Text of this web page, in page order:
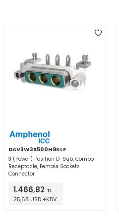
DAV3W3S500H9KLF
3 (Power) Position D-Sub, Combo
Receptacle, Female Sockets
Connector
1.466,82 TL
25,68 USD +KDV